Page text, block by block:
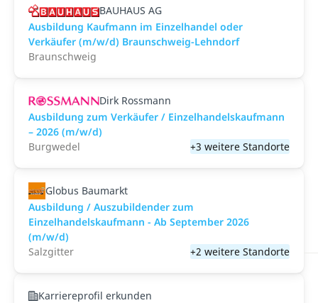
BAUHAUS AG
Ausbildung Kaufmann im Einzelhandel oder
Verkäufer (m/w/d) Braunschweig-Lehndorf
Braunschweig
Dirk Rossmann
Ausbildung zum Verkäufer / Einzelhandelskaufmann
– 2026 (m/w/d)
Burgwedel
+3 weitere Standorte
Globus Baumarkt
Ausbildung / Auszubildender zum
Einzelhandelskaufmann - Ab September 2026
(m/w/d)
Salzgitter
+2 weitere Standorte
Karriereprofil erkunden